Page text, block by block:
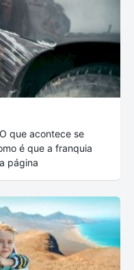
que acontece se
é que a franquia
página